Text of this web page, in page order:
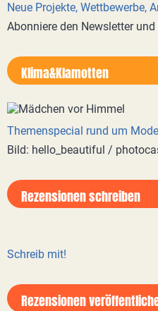
Neue Projekte, Wettbewerbe,
Abonniere den Newsletter
Klima&Klamotten
Themenspecial rund um
Bild: hello_beautiful /
Rezensionen schreiben
Schreib mit!
Rezensionen